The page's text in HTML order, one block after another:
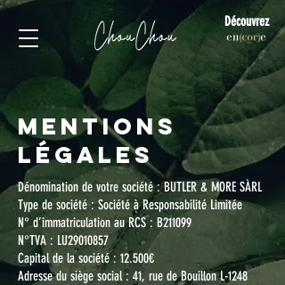
Découvrez
MENTIONS
LÉGALES
Dénomination de votre société : BUTLER & MORE SÀRL
Type de société : Société à Responsabilité Limitée
N° d’immatriculation au RCS : B211099
N°TVA : LU29010857
Capital de la société : 12.500€
Adresse du siège social : 41, rue de Bouillon L-1248